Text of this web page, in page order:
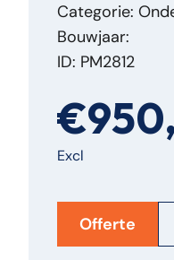
Categorie:
Bouwjaar:
ID: PM2812
Excl
Offerte